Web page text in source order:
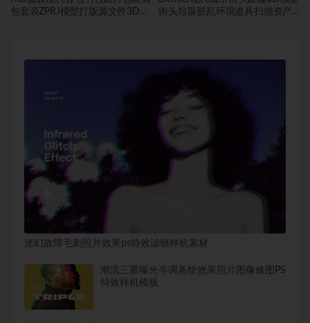
包套装ZPRJ模型打版源文件3D服
街头垃圾脏乱环境道具扫描资产
迷幻故障毛刺照片效果ps特效滤镜样机素材
潮流三重曝光半调条纹效果照片图像修图PS
特效样机模板